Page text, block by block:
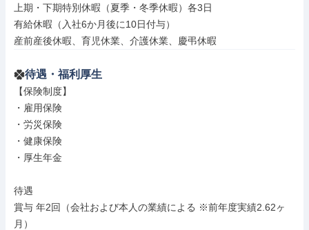
上期・下期特別休暇（夏季・冬季休暇）各3日
有給休暇（入社6か月後に10日付与）
産前産後休暇、育児休業、介護休業、慶弔休暇
待遇・福利厚生
【保険制度】
・雇用保険
・労災保険
・健康保険
・厚生年金
待遇
賞与 年2回（会社および本人の業績による ※前年度実績2.62ヶ
月）